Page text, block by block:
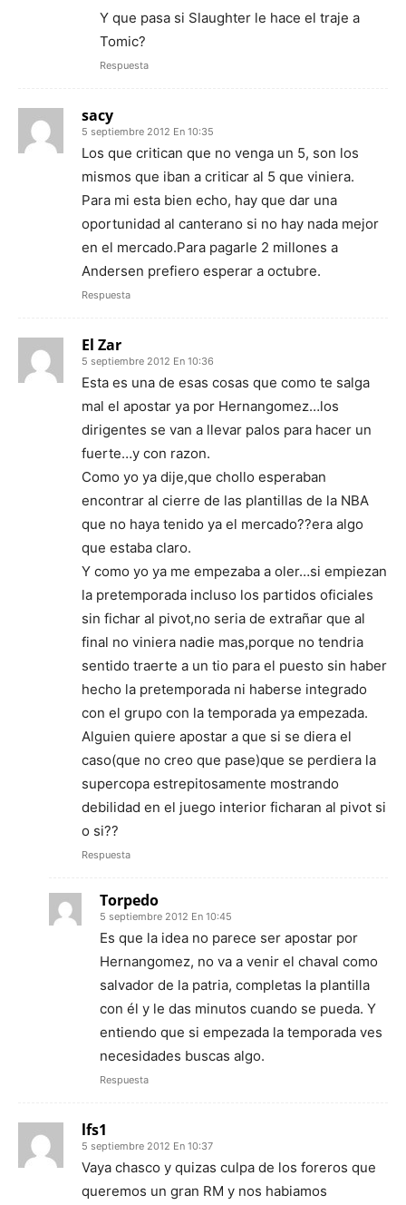
Y que pasa si Slaughter le hace el traje a
Tomic?
Respuesta
sacy
5 septiembre 2012 En 10:35
Los que critican que no venga un 5, son los
mismos que iban a criticar al 5 que viniera.
Para mi esta bien echo, hay que dar una
oportunidad al canterano si no hay nada mejor
en el mercado.Para pagarle 2 millones a
Andersen prefiero esperar a octubre.
Respuesta
El Zar
5 septiembre 2012 En 10:36
Esta es una de esas cosas que como te salga
mal el apostar ya por Hernangomez…los
dirigentes se van a llevar palos para hacer un
fuerte…y con razon.
Como yo ya dije,que chollo esperaban
encontrar al cierre de las plantillas de la NBA
que no haya tenido ya el mercado??era algo
que estaba claro.
Y como yo ya me empezaba a oler…si empiezan
la pretemporada incluso los partidos oficiales
sin fichar al pivot,no seria de extrañar que al
final no viniera nadie mas,porque no tendria
sentido traerte a un tio para el puesto sin haber
hecho la pretemporada ni haberse integrado
con el grupo con la temporada ya empezada.
Alguien quiere apostar a que si se diera el
caso(que no creo que pase)que se perdiera la
supercopa estrepitosamente mostrando
debilidad en el juego interior ficharan al pivot si
o si??
Respuesta
Torpedo
5 septiembre 2012 En 10:45
Es que la idea no parece ser apostar por
Hernangomez, no va a venir el chaval como
salvador de la patria, completas la plantilla
con él y le das minutos cuando se pueda. Y
entiendo que si empezada la temporada ves
necesidades buscas algo.
Respuesta
lfs1
5 septiembre 2012 En 10:37
Vaya chasco y quizas culpa de los foreros que
queremos un gran RM y nos habiamos